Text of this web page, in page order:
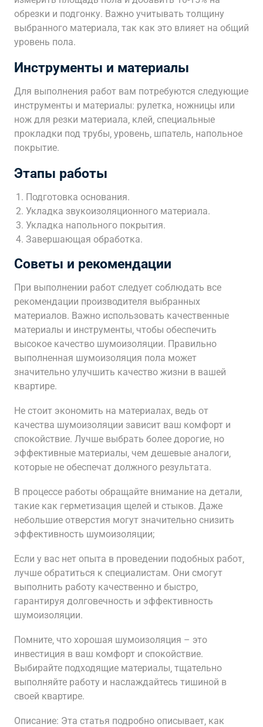
обрезки и подгонку. Важно учитывать толщину
выбранного материала‚ так как это влияет на общий
уровень пола.
Инструменты и материалы
Для выполнения работ вам потребуются следующие
инструменты и материалы: рулетка‚ ножницы или
нож для резки материала‚ клей‚ специальные
прокладки под трубы‚ уровень‚ шпатель‚ напольное
покрытие.
Этапы работы
Подготовка основания.
Укладка звукоизоляционного материала.
Укладка напольного покрытия.
Завершающая обработка.
Советы и рекомендации
При выполнении работ следует соблюдать все
рекомендации производителя выбранных
материалов. Важно использовать качественные
материалы и инструменты‚ чтобы обеспечить
высокое качество шумоизоляции. Правильно
выполненная шумоизоляция пола может
значительно улучшить качество жизни в вашей
квартире.
Не стоит экономить на материалах‚ ведь от
качества шумоизоляции зависит ваш комфорт и
спокойствие. Лучше выбрать более дорогие‚ но
эффективные материалы‚ чем дешевые аналоги‚
которые не обеспечат должного результата.
В процессе работы обращайте внимание на детали‚
такие как герметизация щелей и стыков. Даже
небольшие отверстия могут значительно снизить
эффективность шумоизоляции;
Если у вас нет опыта в проведении подобных работ‚
лучше обратиться к специалистам. Они смогут
выполнить работу качественно и быстро‚
гарантируя долговечность и эффективность
шумоизоляции.
Помните‚ что хорошая шумоизоляция – это
инвестиция в ваш комфорт и спокойствие.
Выбирайте подходящие материалы‚ тщательно
выполняйте работу и наслаждайтесь тишиной в
своей квартире.
Описание: Эта статья подробно описывает‚ как